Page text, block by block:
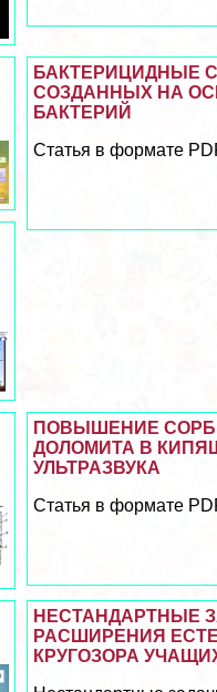
БАКТЕРИЦИДНЫЕ
СОЗДАННЫХ НА
БАКТЕРИЙ
Статья в формате
ПОВЫШЕНИЕ
ДОЛОМИТА В
УЛЬТРАЗВУКА
Статья в формате
НЕСТАНДАРТНЫЕ
РАСШИРЕНИЯ
КРУГОЗОРА